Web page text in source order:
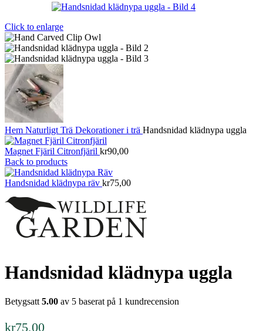
Click to enlarge
Hem Naturligt Trä Dekorationer i trä Handsnidad klädnypa uggla
Magnet Fjäril Citronfjäril kr90,00
Back to products
Handsnidad klädnypa räv kr75,00
Handsnidad klädnypa uggla
Betygsatt 5.00 av 5 baserat på 1 kundrecension
kr75,00